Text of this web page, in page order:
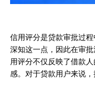
信用评分是贷款审批过
深知这一点，因此在审
用评分不仅反映了借款
感。对于贷款用户来说，